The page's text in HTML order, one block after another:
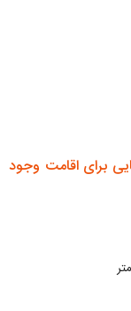
برای اقامت وجود